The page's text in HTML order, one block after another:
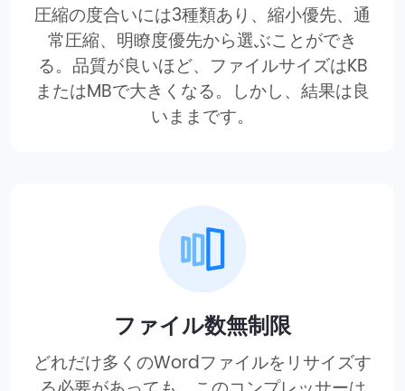
圧縮の度合いには3種類あり、縮小優先、通
常圧縮、明瞭度優先から選ぶことができ
る。品質が良いほど、ファイルサイズはKB
またはMBで大きくなる。しかし、結果は良
いままです。
ファイル数無制限
どれだけ多くのWordファイルをリサイズす